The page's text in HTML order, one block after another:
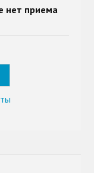
нет приема